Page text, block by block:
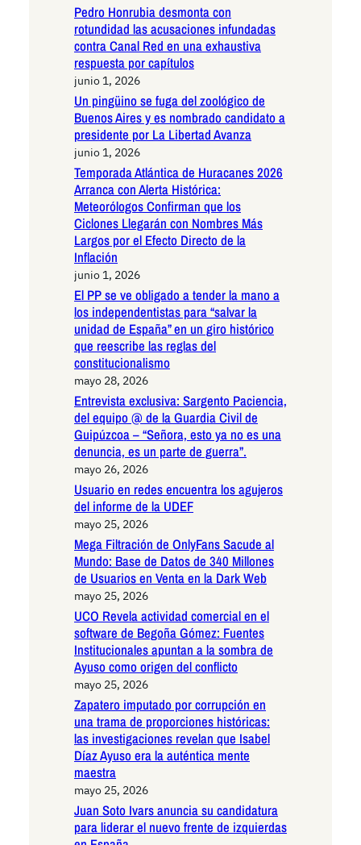
Pedro Honrubia desmonta con
rotundidad las acusaciones infundadas
contra Canal Red en una exhaustiva
respuesta por capítulos
junio 1, 2026
Un pingüino se fuga del zoológico de
Buenos Aires y es nombrado candidato a
presidente por La Libertad Avanza
junio 1, 2026
Temporada Atlántica de Huracanes 2026
Arranca con Alerta Histórica:
Meteorólogos Confirman que los
Ciclones Llegarán con Nombres Más
Largos por el Efecto Directo de la
Inflación
junio 1, 2026
El PP se ve obligado a tender la mano a
los independentistas para “salvar la
unidad de España” en un giro histórico
que reescribe las reglas del
constitucionalismo
mayo 28, 2026
Entrevista exclusiva: Sargento Paciencia,
del equipo @ de la Guardia Civil de
Guipúzcoa – “Señora, esto ya no es una
denuncia, es un parte de guerra”.
mayo 26, 2026
Usuario en redes encuentra los agujeros
del informe de la UDEF
mayo 25, 2026
Mega Filtración de OnlyFans Sacude al
Mundo: Base de Datos de 340 Millones
de Usuarios en Venta en la Dark Web
mayo 25, 2026
UCO Revela actividad comercial en el
software de Begoña Gómez: Fuentes
Institucionales apuntan a la sombra de
Ayuso como origen del conflicto
mayo 25, 2026
Zapatero imputado por corrupción en
una trama de proporciones históricas:
las investigaciones revelan que Isabel
Díaz Ayuso era la auténtica mente
maestra
mayo 25, 2026
Juan Soto Ivars anuncia su candidatura
para liderar el nuevo frente de izquierdas